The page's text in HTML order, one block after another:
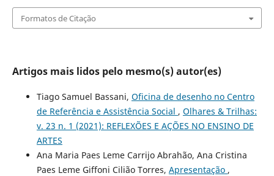
Formatos de Citação
Artigos mais lidos pelo mesmo(s) autor(es)
Tiago Samuel Bassani, Oficina de desenho no Centro
de Referência e Assistência Social , Olhares & Trilhas:
v. 23 n. 1 (2021): REFLEXÕES E AÇÕES NO ENSINO DE
ARTES
Ana Maria Paes Leme Carrijo Abrahão, Ana Cristina
Paes Leme Giffoni Cilião Torres, Apresentação ,